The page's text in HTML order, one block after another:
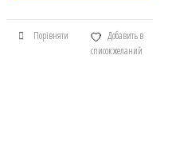
Порівняти
Добавить в
список желаний